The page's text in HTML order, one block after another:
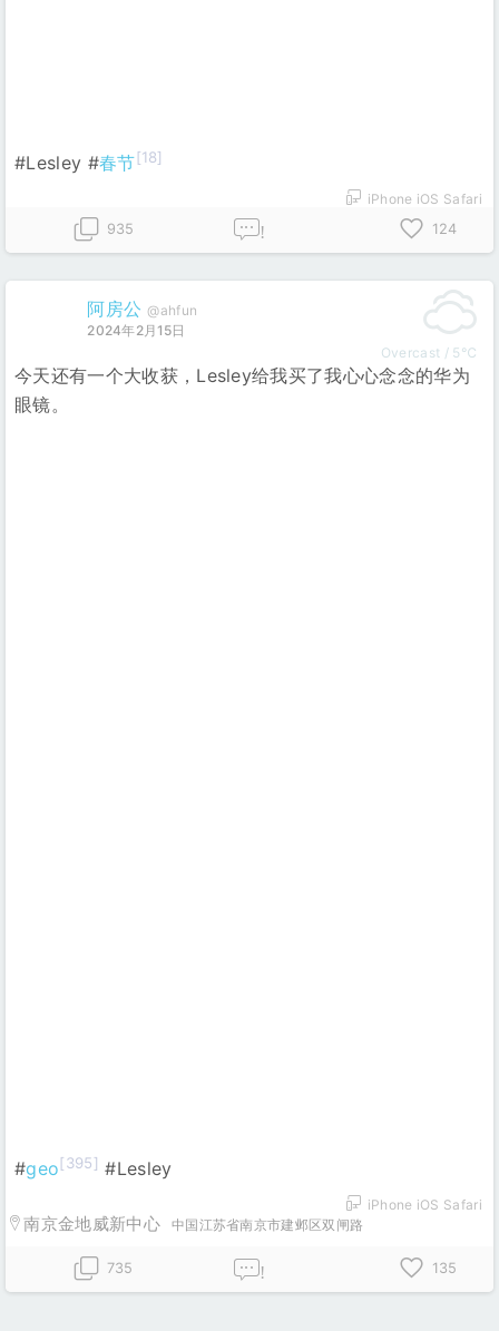
#Lesley #春节[18]
iPhone iOS Safari
935
! 124
阿房公 @ahfun
2024年2月15日
Overcast / 5℃
今天还有一个大收获，Lesley给我买了我心心念念的华为
眼镜。
#geo[395] #Lesley
iPhone iOS Safari
南京金地威新中心 中国江苏省南京市建邺区双闸路
735 ! 135